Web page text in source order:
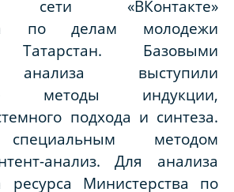
сети «ВКонтакте»
по делам молодежи
Татарстан. Базовыми
выступили
методы индукции,
подхода и синтеза.
методом
анализ. Для анализа
Министерства по